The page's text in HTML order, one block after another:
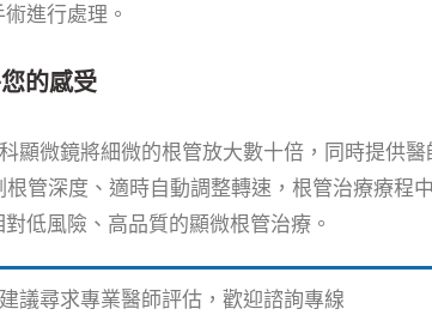
進行處理。
的感受
顯微鏡將細微的根管放大數十倍，同時提供
管深度、適時自動調整轉速，根管治療療程
低風險、高品質的顯微根管治療。
議尋求專業醫師評估，歡迎諮詢專線